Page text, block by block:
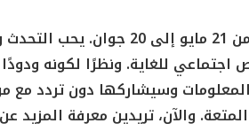
برج الجوزاء المولود في الفترة من 21
للغاية. ونظرًا لكونه ودودًا
وسيشاركها دون تردد مع
والآن، تريدين معرفة المزيد